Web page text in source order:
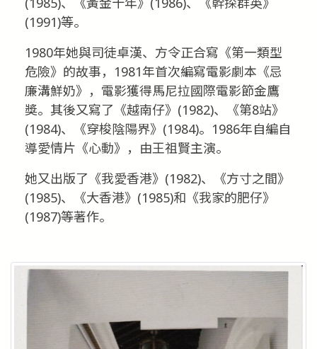
(1991)等。
1980年她與司徒卓漢、方令正合寫《第一類型
危險》的故事，1981年首次編寫電影劇本《忌
廉溝鮮奶》，電影獲得馬尼拉國際電影節金鷹
獎。其後又寫了《越南仔》(1982)、《第8站》
(1984)、《穿梭陰陽界》(1984)。1986年自編自
導愛情片《心動》，由王祖賢主演。
她又出版了《我愛香港》(1982)、《方寸之間》
(1985)、《大香港》(1985)和《我家的肥仔》
(1987)等著作。